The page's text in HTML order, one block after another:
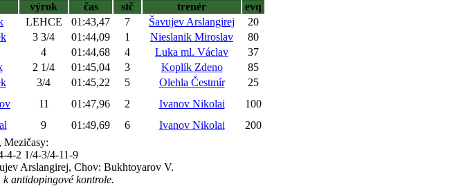
výrok čas stč trenér
evq
LEHCE 01:43,47 7 Šavujev Arslangirej
20
3 3/4 01:44,09 1 Nieslanik Miroslav
80
4 01:44,68 4 Luka ml. Václav
37
2 1/4 01:45,04 3 Koplík Zdeno
85
3/4 01:45,22 5 Olehla Čestmír
25
11 01:47,96 2 Ivanov Nikolai
100
9 01:49,69 6 Ivanov Nikolai
200
Mezičasy:
4-2 1/4-3/4-11-9
Arslangirej, Chov: Bukhtoyarov V.
antidopingové kontrole.